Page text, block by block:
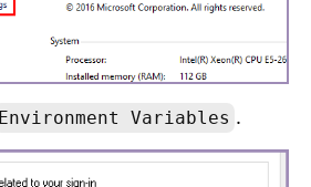
Environment Variables .